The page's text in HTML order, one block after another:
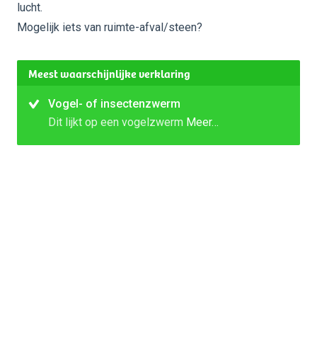
lucht.
Mogelijk iets van ruimte-afval/steen?
Meest waarschijnlijke verklaring
Vogel- of insectenzwerm
Dit lijkt op een vogelzwerm Meer…